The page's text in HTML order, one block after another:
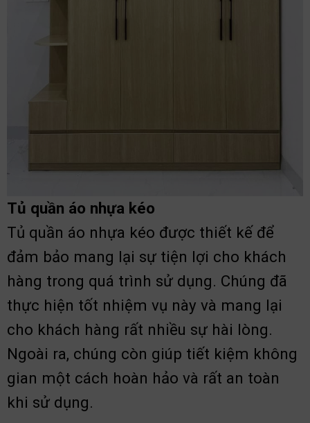
Tủ quần áo nhựa kéo
Tủ quần áo nhựa kéo được thiết kế để
đảm bảo mang lại sự tiện lợi cho khách
hàng trong quá trình sử dụng. Chúng đã
thực hiện tốt nhiệm vụ này và mang lại
cho khách hàng rất nhiều sự hài lòng.
Ngoài ra, chúng còn giúp tiết kiệm không
gian một cách hoàn hảo và rất an toàn
khi sử dụng.